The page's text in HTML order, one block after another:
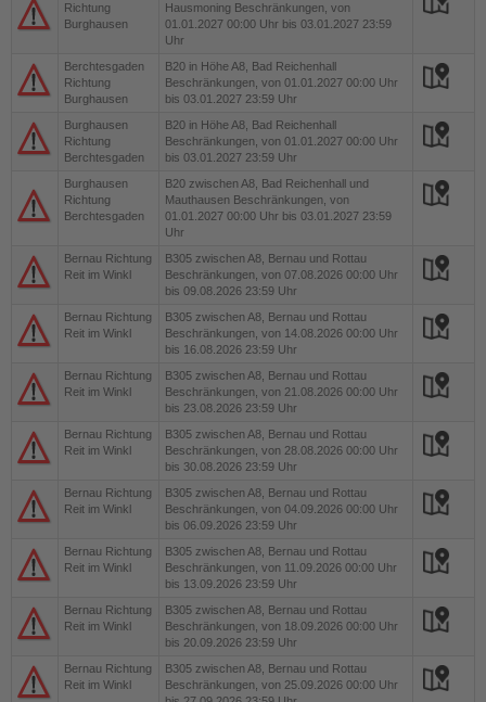
Richtung
Burghausen
Hausmoning Beschränkungen, von
01.01.2027 00:00 Uhr bis 03.01.2027 23:59
Uhr
Berchtesgaden
Richtung
Burghausen
B20 in Höhe A8, Bad Reichenhall
Beschränkungen, von 01.01.2027 00:00 Uhr
bis 03.01.2027 23:59 Uhr
Burghausen
Richtung
Berchtesgaden
B20 in Höhe A8, Bad Reichenhall
Beschränkungen, von 01.01.2027 00:00 Uhr
bis 03.01.2027 23:59 Uhr
Burghausen
Richtung
Berchtesgaden
B20 zwischen A8, Bad Reichenhall und
Mauthausen Beschränkungen, von
01.01.2027 00:00 Uhr bis 03.01.2027 23:59
Uhr
Bernau Richtung
Reit im Winkl
B305 zwischen A8, Bernau und Rottau
Beschränkungen, von 07.08.2026 00:00 Uhr
bis 09.08.2026 23:59 Uhr
Bernau Richtung
Reit im Winkl
B305 zwischen A8, Bernau und Rottau
Beschränkungen, von 14.08.2026 00:00 Uhr
bis 16.08.2026 23:59 Uhr
Bernau Richtung
Reit im Winkl
B305 zwischen A8, Bernau und Rottau
Beschränkungen, von 21.08.2026 00:00 Uhr
bis 23.08.2026 23:59 Uhr
Bernau Richtung
Reit im Winkl
B305 zwischen A8, Bernau und Rottau
Beschränkungen, von 28.08.2026 00:00 Uhr
bis 30.08.2026 23:59 Uhr
Bernau Richtung
Reit im Winkl
B305 zwischen A8, Bernau und Rottau
Beschränkungen, von 04.09.2026 00:00 Uhr
bis 06.09.2026 23:59 Uhr
Bernau Richtung
Reit im Winkl
B305 zwischen A8, Bernau und Rottau
Beschränkungen, von 11.09.2026 00:00 Uhr
bis 13.09.2026 23:59 Uhr
Bernau Richtung
Reit im Winkl
B305 zwischen A8, Bernau und Rottau
Beschränkungen, von 18.09.2026 00:00 Uhr
bis 20.09.2026 23:59 Uhr
Bernau Richtung
Reit im Winkl
B305 zwischen A8, Bernau und Rottau
Beschränkungen, von 25.09.2026 00:00 Uhr